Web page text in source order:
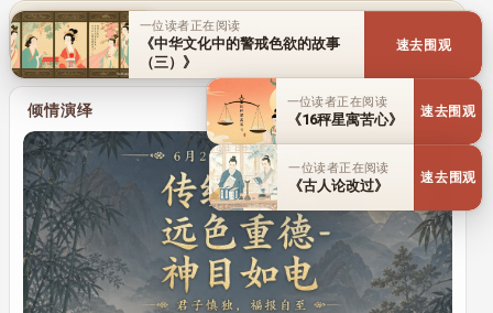
传统文化 历史人物 百家名理
倾情演绎
一位读者正在阅读
《中华文化中的警戒色欲的故事
（三）》
速去围观
一位读者正在阅读
《16秤星寓苦心》 速去围观
一位读者正在阅读
《古人论改过》 速去围观